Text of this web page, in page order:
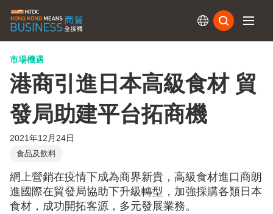
市場機遇
港商引進日本高級食材 貿
發局助建平台拓商機
2021年12月24日
食品及飲料
網上營銷在疫情下成為商界新貴，高級食材進口商朗
進國際在貿發局協助下升級轉型，加強採購各類日本
食材，成功開拓客源，多元發展業務。